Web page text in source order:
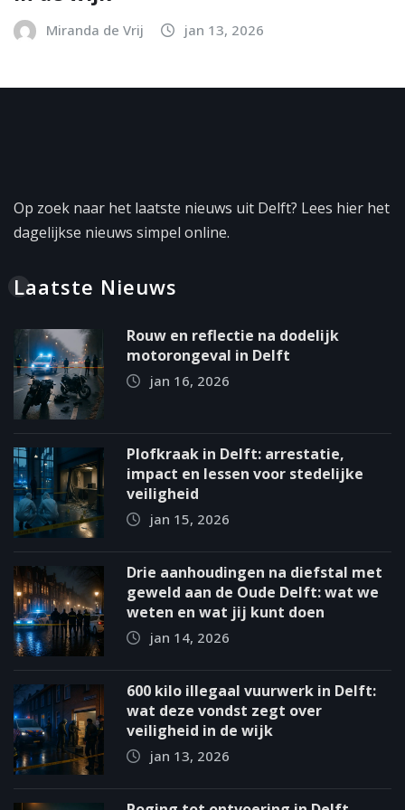
Miranda de Vrij jan 13, 2026
Op zoek naar het laatste nieuws uit Delft? Lees hier het
dagelijkse nieuws simpel online.
Laatste Nieuws
Rouw en reflectie na dodelijk
motorongeval in Delft
jan 16, 2026
Plofkraak in Delft: arrestatie,
impact en lessen voor stedelijke
veiligheid
jan 15, 2026
Drie aanhoudingen na diefstal met
geweld aan de Oude Delft: wat we
weten en wat jij kunt doen
jan 14, 2026
600 kilo illegaal vuurwerk in Delft:
wat deze vondst zegt over
veiligheid in de wijk
jan 13, 2026